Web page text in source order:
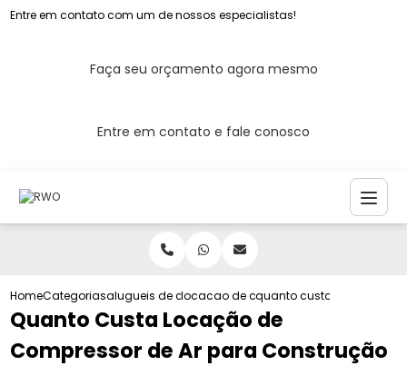
Entre em contato com um de nossos especialistas!
Faça seu orçamento agora mesmo
Entre em contato e fale conosco
HomeCategoriasalugueis de compressores de ar
locacao de compressor de ar para
quanto custa locacao de
Quanto Custa Locação de
Compressor de Ar para Construção